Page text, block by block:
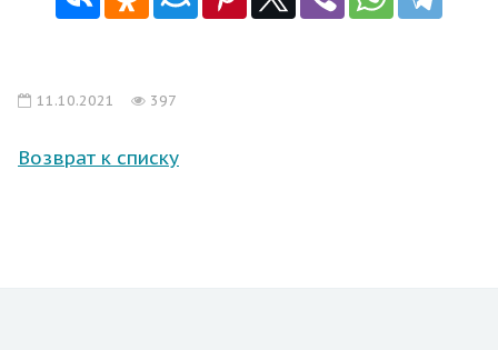
11.10.2021 397
Возврат к списку